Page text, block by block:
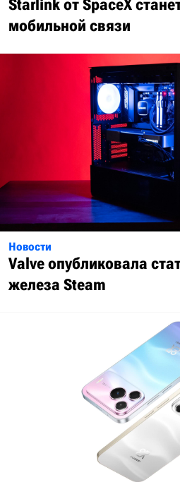
Starlink от SpaceX
мобильной связи
Новости
Valve опубликовала
железа Steam